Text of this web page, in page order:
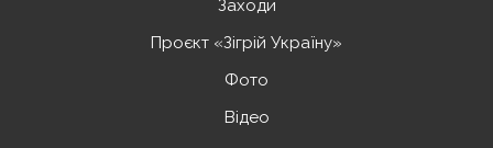
Заходи
Проєкт «Зігрій Україну»
Фото
Відео